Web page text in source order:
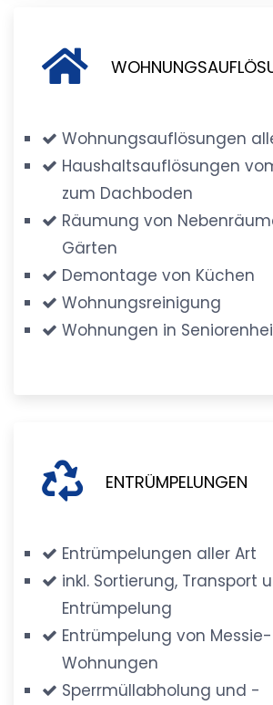
Wohnungsauflösungen
Haushaltsauflösungen
zum Dachboden
Räumung von
Gärten
Demontage von Küchen
Wohnungsreinigung
Wohnungen in
ENTRÜMPELUNGEN
Entrümpelungen aller Art
inkl. Sortierung, Transport
Entrümpelung
Entrümpelung von Messie-
Wohnungen
Sperrmüllabholung und -